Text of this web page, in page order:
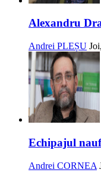
Alexandru
Andrei PLEȘU
Echipajul
Andrei CORNEA